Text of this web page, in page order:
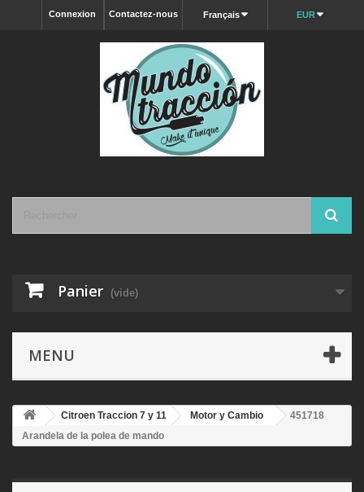
EUR
Français
Contactez-nous
Connexion
Panier (vide)
MENU
Citroen Traccion 7 y 11 Motor y Cambio
451718
Arandela de la polea de mando